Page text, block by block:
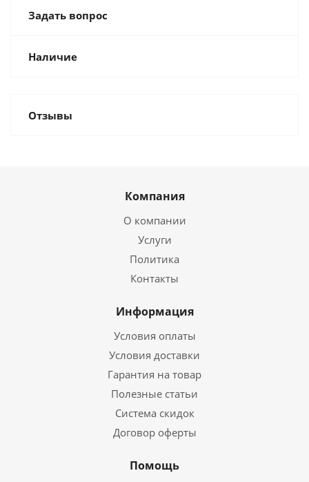
Задать вопрос
Наличие
Отзывы
Компания
О компании
Услуги
Политика
Контакты
Информация
Условия оплаты
Условия доставки
Гарантия на товар
Полезные статьи
Система скидок
Договор оферты
Помощь